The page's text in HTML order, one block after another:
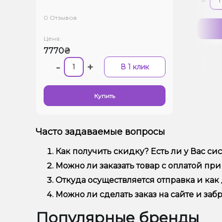
0 Отзывов
Цена:
7770₴
- + В 1 клик
Купить
Часто задаваемые вопросы
Как получить скидку? Есть ли у Вас
В нашем магазине действует накопительная
Можно ли заказать товар с оплатой
Да, мы отправляем наложенным платежом
Откуда осуществляется отправка и как
Мы отправляем из г. Днепр. Вы можете
большие города Новая почта доставляет за
Можно ли сделать заказ на сайте и
наличие уточняйте.
Популярные бренды